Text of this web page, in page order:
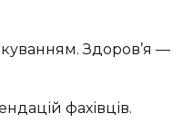
Здоров’я —
фахівців.